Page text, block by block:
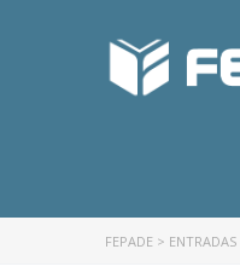
FEPADE > ENTRADAS